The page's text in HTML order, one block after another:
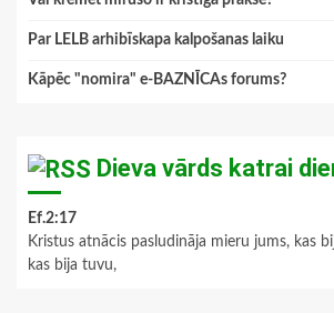
Par LELB arhibīskapa kalpošanas laiku
Kāpēc "nomira" e-BAZNĪCAs forums?
Dieva vārds katrai
Ef.2:17
Kristus atnācis pasludināja mieru jums, kas
kas bija tuvu,